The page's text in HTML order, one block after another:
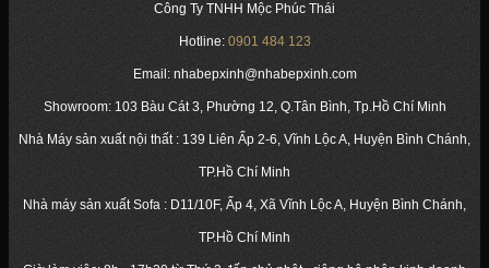
Công Ty TNHH Mộc Phúc Thái
Hotline: 0901 484 123
Email: nhabepxinh@nhabepxinh.com
Showroom: 103 Bàu Cát 3, Phường 12, Q.Tân Bình, Tp.Hồ Chí Minh
Nhà Máy sản xuất nội thất : 139 Liên Ấp 2-6, Vĩnh Lộc A, Huyện Bình Chánh,
TP.Hồ Chí Minh
Nhà máy sản xuất Sofa : D11/10F, Ấp 4, Xã Vĩnh Lộc A, Huyện Bình Chánh,
TP.Hồ Chí Minh